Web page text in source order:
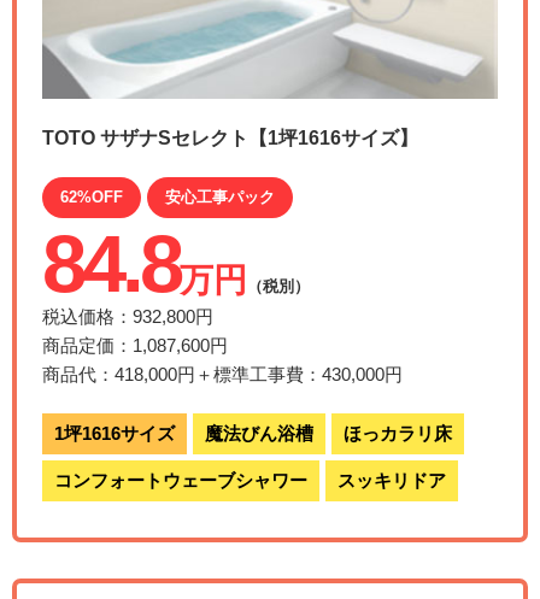
TOTO サザナSセレクト【1坪1616サイズ】
62%OFF 安心工事パック
84.8万円 （税別）
税込価格：932,800円
商品定価：1,087,600円
商品代：418,000円＋標準工事費：430,000円
1坪1616サイズ 魔法びん浴槽 ほっカラリ床
コンフォートウェーブシャワー スッキリドア